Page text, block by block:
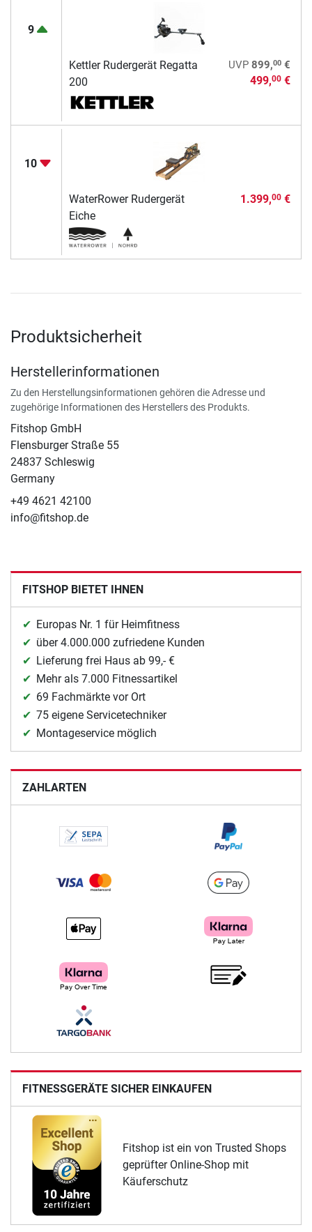
9
Kettler Rudergerät Regatta
200
UVP 899,00€
499,00€
10
WaterRower Rudergerät
Eiche
1.399,00€
Produktsicherheit
Herstellerinformationen
Zu den Herstellungsinformationen gehören die Adresse und
zugehörige Informationen des Herstellers des Produkts.
Fitshop GmbH
Flensburger Straße 55
24837 Schleswig
Germany
+49 4621 42100
info@fitshop.de
FITSHOP BIETET IHNEN
Europas Nr. 1 für Heimfitness
über 4.000.000 zufriedene Kunden
Lieferung frei Haus ab 99,- €
Mehr als 7.000 Fitnessartikel
69 Fachmärkte vor Ort
75 eigene Servicetechniker
Montageservice möglich
ZAHLARTEN
FITNESSGERÄTE SICHER EINKAUFEN
Fitshop ist ein von Trusted Shops
geprüfter Online-Shop mit
Käuferschutz